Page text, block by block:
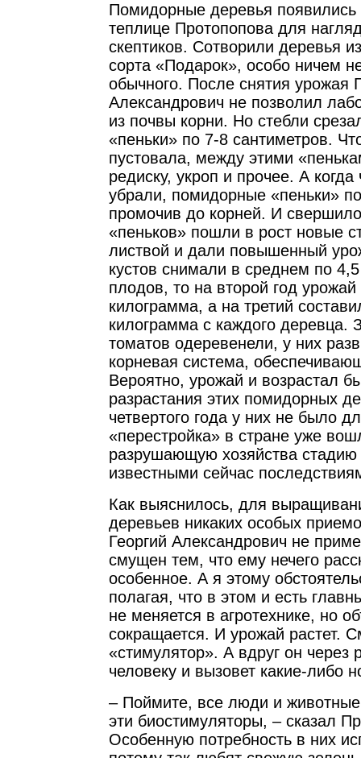
Помидорные деревья появились
теплице Протопопова для
скептиков. Сотворили деревья
сорта «Подарок», особо ничем
обычного. После снятия урожая
Александрович не позволил
из почвы корни. Но стебли
«пеньки» по 7-8 сантиметров.
пустовала, между этими
редиску, укроп и прочее. А
убрали, помидорные «пеньки»
промочив до корней. И
«пеньков» пошли в рост новые
листвой и дали повышенный
кустов снимали в среднем по
плодов, то на второй год
килограмма, а на третий
килограмма с каждого деревца.
томатов одеревенели, у них
корневая система,
Вероятно, урожай и возрастал
разрастания этих помидорных
четвертого года у них не было
«перестройка» в стране уже
разрушающую хозяйства стадию
известными сейчас
Как выяснилось, для
деревьев никаких особых
Георгий Александрович не
смущен тем, что ему нечего
особенное. А я этому
полагая, что в этом и есть
не меняется в агротехнике, но
сокращается. И урожай растет.
«стимулятор». А вдруг он через
человеку и вызовет какие-либо
– Поймите, все люди и
эти биостимуляторы, – сказал
Особенную потребность в них